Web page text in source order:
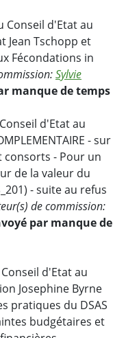
Conseil d'Etat au
Jean Tschopp et
Fécondations in
Sylvie
manque de temps
d'Etat au
- sur
consorts - Pour un
de la valeur du
- suite au refus
de commission:
par manque de
d'Etat au
Josephine Byrne
pratiques du DSAS
budgétaires et